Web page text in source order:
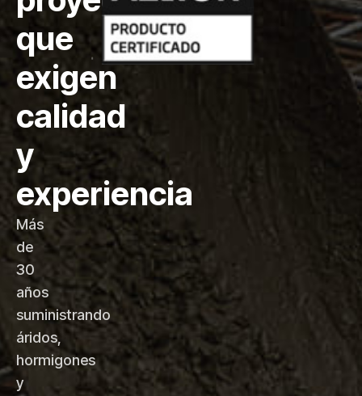
que
exigen
calidad
y
experiencia
Más
de
30
años
suministrando
áridos,
hormigones
y